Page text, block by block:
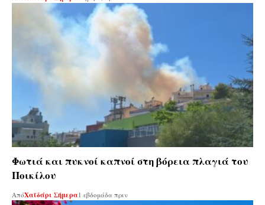
Φωτιά και πυκνοί καπνοί στη βόρεια πλαγιά του
Ποικίλου
ΑπόΧαϊδάρι Σήμερα1 εβδομάδα πριν